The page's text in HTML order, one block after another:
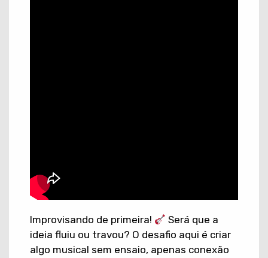
​Improvisando de primeira!
Será que a
ideia fluiu ou travou? O desafio aqui é criar
algo musical sem ensaio, apenas conexão